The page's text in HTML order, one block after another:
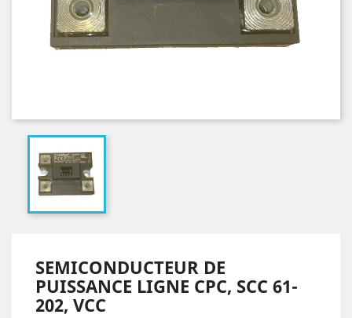
SEMICONDUCTEUR DE
PUISSANCE LIGNE CPC, SCC 61-
202, VCC